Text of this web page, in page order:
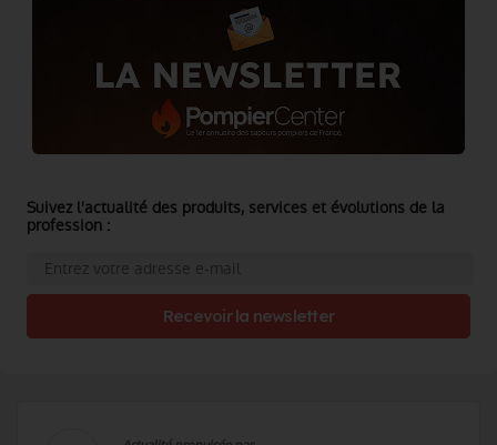
Suivez l'actualité des produits, services et évolutions de la
profession :
Recevoir la newsletter